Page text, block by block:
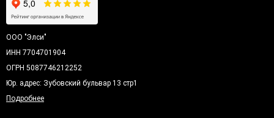
ООО "Элси"
ИНН 7704701904
ОГРН 5087746212252
Юр. адрес: Зубовский бульвар 13 стр1
Подробнее